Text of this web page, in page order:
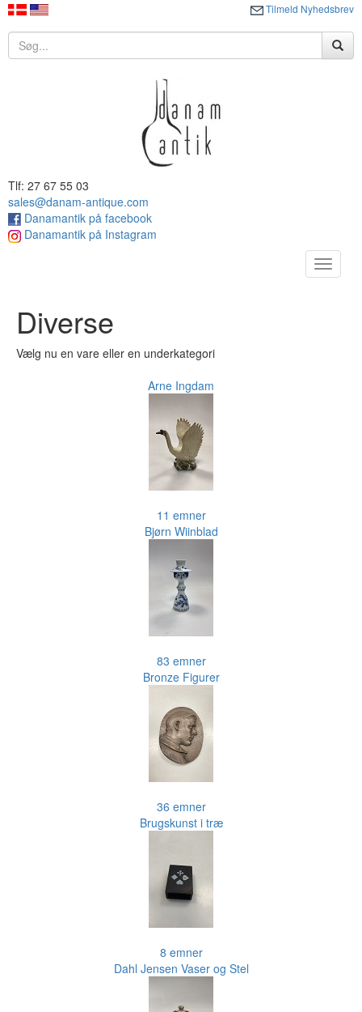
Tilmeld Nyhedsbrev
Tlf: 27 67 55 03
sales@danam-antique.com
Danamantik på facebook
Danamantik på Instagram
Toggle
Diverse
Vælg nu en vare eller en underkategori
Arne Ingdam
11 emner
Bjørn Wiinblad
83 emner
Bronze Figurer
36 emner
Brugskunst i træ
8 emner
Dahl Jensen Vaser og Stel